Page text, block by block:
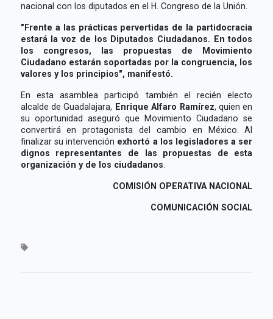
nacional con los diputados en el H. Congreso de la Unión.
"Frente a las prácticas pervertidas de la partidocracia
estará la voz de los Diputados Ciudadanos. En todos
los congresos, las propuestas de Movimiento
Ciudadano estarán soportadas por la congruencia, los
valores y los principios", manifestó.
En esta asamblea participó también el recién electo
alcalde de Guadalajara, Enrique Alfaro Ramírez, quien en
su oportunidad aseguró que Movimiento Ciudadano se
convertirá en protagonista del cambio en México. Al
finalizar su intervención exhortó a los legisladores a ser
dignos representantes de las propuestas de esta
organización y de los ciudadanos
COMISIÓN OPERATIVA NACIONAL
COMUNICACIÓN SOCIAL